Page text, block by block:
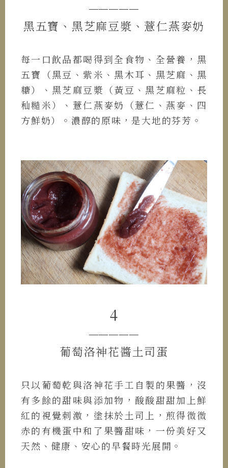
─────
黑五寶、黑芝麻豆漿、薏仁燕麥奶
每一口飲品都喝得到全食物、全營養，黑
五寶（黑豆、紫米、黑木耳、黑芝麻、黑
糖）、黑芝麻豆漿（黃豆、黑芝麻粒、長
秈糙米）、薏仁燕麥奶（薏仁、燕麥、四
方鮮奶）。濃醇的原味，是大地的芬芳。
4
─────
葡萄洛神花醬土司蛋
只以葡萄乾與洛神花手工自製的果醬，沒
有多餘的甜味與添加物，酸酸甜甜加上鮮
紅的視覺刺激，塗抹於土司上，煎得微微
赤的有機蛋中和了果醬甜味，一份美好又
天然、健康、安心的早餐時光展開。